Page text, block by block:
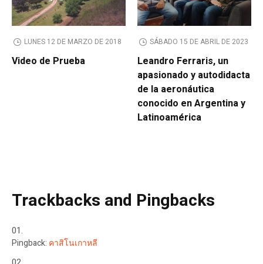
LUNES 12 DE MARZO DE 2018
Video de Prueba
SÁBADO 15 DE ABRIL DE 2023
Leandro Ferraris, un
apasionado y autodidacta
de la aeronáutica
conocido en Argentina y
Latinoamérica
Trackbacks and Pingbacks
Pingback: คาสิโนเกาหลี